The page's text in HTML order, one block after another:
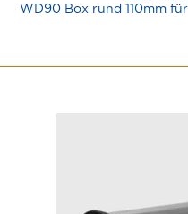
WD90 Box rund 110mm